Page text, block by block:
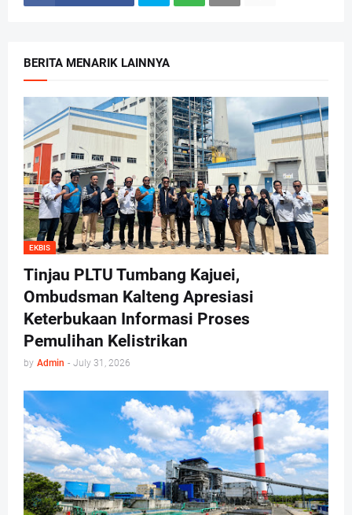
BERITA MENARIK LAINNYA
EKBIS
Tinjau PLTU Tumbang Kajuei,
Ombudsman Kalteng Apresiasi
Keterbukaan Informasi Proses
Pemulihan Kelistrikan
by Admin - July 31, 2026